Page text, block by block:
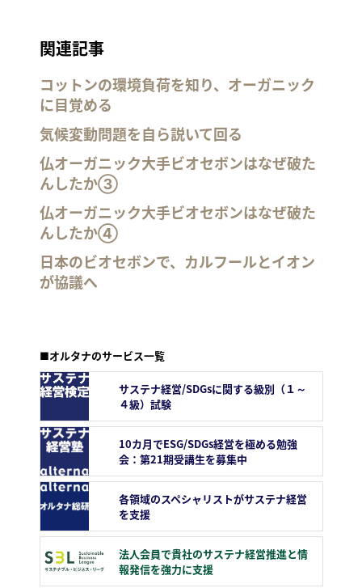
関連記事
コットンの環境負荷を知り、オーガニック
に目覚める
気候変動問題を自ら説いて回る
仏オーガニック大手ビオセボンはなぜ破た
んしたか③
仏オーガニック大手ビオセボンはなぜ破た
んしたか④
日本のビオセボンで、カルフールとイオン
が協議へ
■オルタナのサービス一覧
サステナ経営/SDGsに関する級別（１～
４級）試験
10カ月でESG/SDGs経営を極める勉強
会：第21期受講生を募集中
各領域のスペシャリストがサステナ経営
を支援
法人会員で貴社のサステナ経営推進と情
報発信を強力に支援